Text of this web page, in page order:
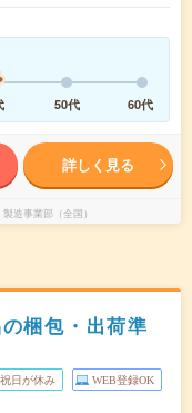
50代 60代
詳しく見る
造事業部（全国）
梱包・出荷準
日が休み WEB登録OK